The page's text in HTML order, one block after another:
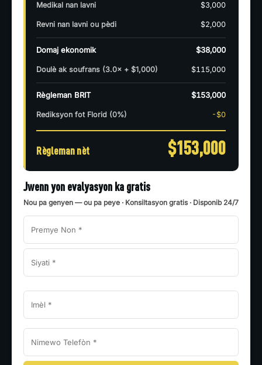
Medikal nan lavni $3,000
Revni nan lavni ou pèdi $2,000
Domaj ekonomik $38,000
Doulè ak soufrans (3.0× + $1,000) $115,000
Règleman BRIT $153,000
Rediksyon fot Florid (0%) -$0
Règleman nèt $153,000
Jwenn yon evalyasyon ka gratis
Nou pa genyen — ou pa peye · Konsiltasyon gratis · Disponib 24/7
First